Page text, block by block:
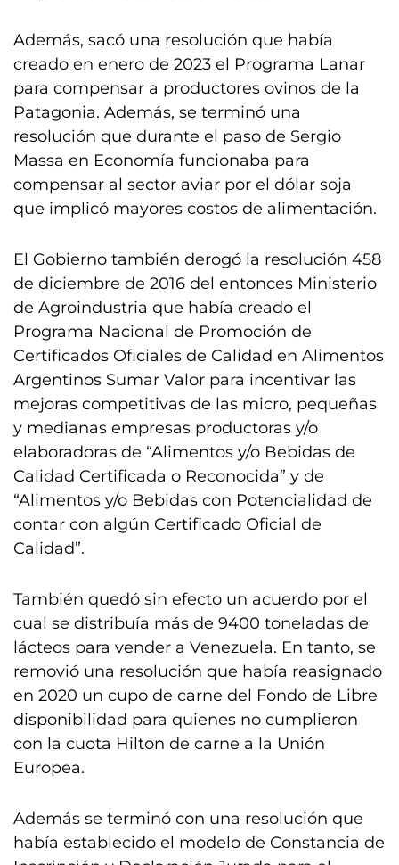
Además, sacó una resolución que había
creado en enero de 2023 el Programa Lanar
para compensar a productores ovinos de la
Patagonia. Además, se terminó una
resolución que durante el paso de Sergio
Massa en Economía funcionaba para
compensar al sector aviar por el dólar soja
que implicó mayores costos de alimentación.
El Gobierno también derogó la resolución 458
de diciembre de 2016 del entonces Ministerio
de Agroindustria que había creado el
Programa Nacional de Promoción de
Certificados Oficiales de Calidad en Alimentos
Argentinos Sumar Valor para incentivar las
mejoras competitivas de las micro, pequeñas
y medianas empresas productoras y/o
elaboradoras de “Alimentos y/o Bebidas de
Calidad Certificada o Reconocida” y de
“Alimentos y/o Bebidas con Potencialidad de
contar con algún Certificado Oficial de
Calidad”.
También quedó sin efecto un acuerdo por el
cual se distribuía más de 9400 toneladas de
lácteos para vender a Venezuela. En tanto, se
removió una resolución que había reasignado
en 2020 un cupo de carne del Fondo de Libre
disponibilidad para quienes no cumplieron
con la cuota Hilton de carne a la Unión
Europea.
Además se terminó con una resolución que
había establecido el modelo de Constancia de